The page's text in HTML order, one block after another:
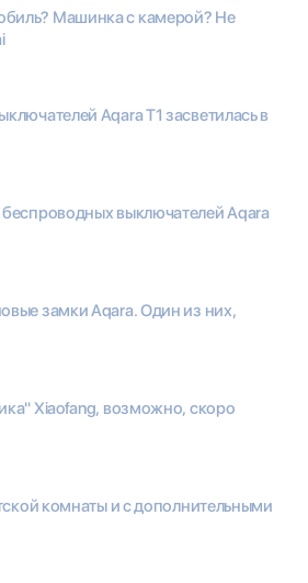
Машинка с камерой? Не
Aqara T1 засветилась в
выключателей Aqara
замки Aqara. Один из них,
Xiaofang, возможно, скоро
комнаты и с дополнительными